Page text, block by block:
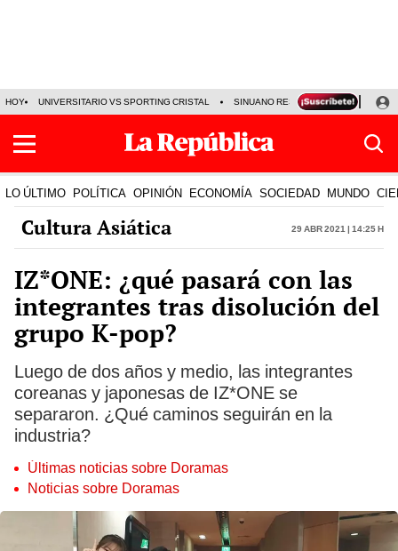
HOY UNIVERSITARIO VS SPORTING CRISTAL SINUANO RESULTADOS HOY
LO ÚLTIMO POLÍTICA OPINIÓN ECONOMÍA SOCIEDAD MUNDO
Cultura Asiática 29 Abr 2021 | 14:25 h
IZ*ONE: ¿qué pasará con las
integrantes tras disolución del
grupo K-pop?
Luego de dos años y medio, las integrantes
coreanas y japonesas de IZ*ONE se
separaron. ¿Qué caminos seguirán en la
industria?
Últimas noticias sobre Doramas
Noticias sobre Doramas